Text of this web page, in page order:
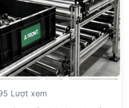
Lượt xem